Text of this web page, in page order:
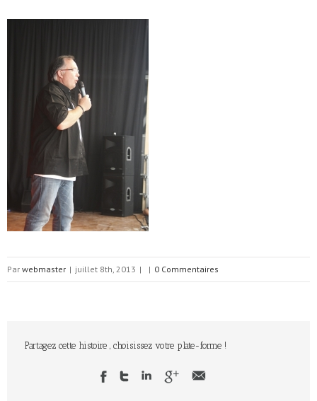
Par webmaster | juillet 8th, 2013 | | 0 Commentaires
Partagez cette histoire , choisissez votre plate-forme !